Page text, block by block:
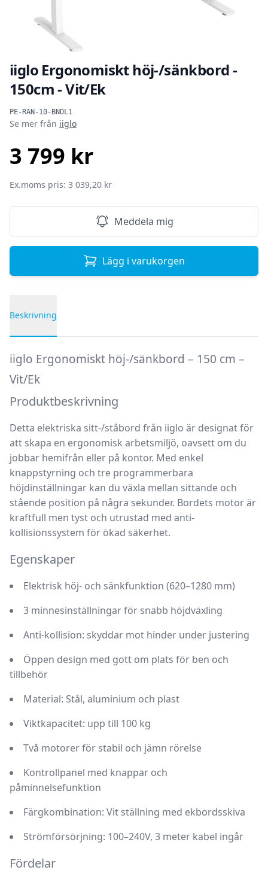
iiglo Ergonomiskt höj-/sänkbord -
150cm - Vit/Ek
PE-RAN-10-BNDL1
Produktinformation
Se mer från iiglo
3 799 kr
Ex.moms pris: 3 039,20 kr
Meddela mig
Lägg i varukorgen
Beskrivning
iiglo Ergonomiskt höj-/sänkbord – 150 cm –
Vit/Ek
Produktbeskrivning
Detta elektriska sitt-/ståbord från iiglo är designat för
att skapa en ergonomisk arbetsmiljö, oavsett om du
jobbar hemifrån eller på kontor. Med enkel
knappstyrning och tre programmerbara
höjdinställningar kan du växla mellan sittande och
stående position på några sekunder. Bordets motor är
kraftfull men tyst och utrustad med anti-
kollisionssystem för ökad säkerhet.
Egenskaper
Elektrisk höj- och sänkfunktion (620–1280 mm)
3 minnesinställningar för snabb höjdväxling
Anti-kollision: skyddar mot hinder under justering
Öppen design med gott om plats för ben och
tillbehör
Material: Stål, aluminium och plast
Viktkapacitet: upp till 100 kg
Två motorer för stabil och jämn rörelse
Kontrollpanel med knappar och
påminnelsefunktion
Färgkombination: Vit ställning med ekbordsskiva
Strömförsörjning: 100–240V, 3 meter kabel ingår
Fördelar